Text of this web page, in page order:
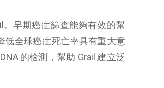
。早期癌症篩查能夠有效的幫
低全球癌症死亡率具有重大意
的檢測，幫助 Grail 建立泛